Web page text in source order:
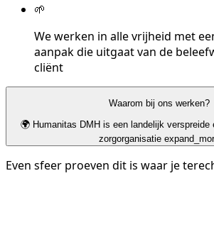
🌱
We werken in alle vrijheid met
aanpak die uitgaat van de
cliënt
Waarom bij ons werken?
🌍 Humanitas DMH is een landelijk verspreide
zorgorganisatie
Even sfeer proeven dit is waar je